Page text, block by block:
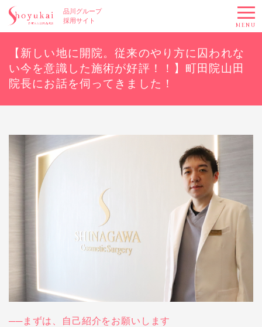
品川グループ
採用サイト
MENU
【新しい地に開院。従来のやり方に囚われな
い今を意識した施術が好評！！】町田院山田
院長にお話を伺ってきました！
──まずは、自己紹介をお願いします